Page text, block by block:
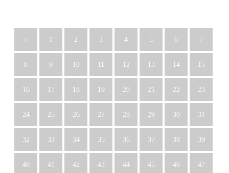
1 2 3 4 5 6 7
8 9 10 11 12 13 14 15
16 17 18 19 20 21 22 23
24 25 26 27 28 29 30 31
32 33 34 35 36 37 38 39
40 41 42 43 44 45 46 47